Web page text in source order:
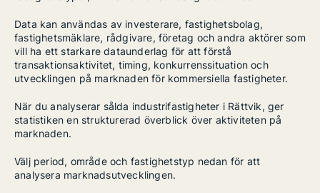
Data kan användas av investerare, fastighetsbolag,
fastighetsmäklare, rådgivare, företag och andra aktörer som
vill ha ett starkare dataunderlag för att förstå
transaktionsaktivitet, timing, konkurrenssituation och
utvecklingen på marknaden för kommersiella fastigheter.
När du analyserar sålda industrifastigheter i Rättvik, ger
statistiken en strukturerad överblick över aktiviteten på
marknaden.
Välj period, område och fastighetstyp nedan för att
analysera marknadsutvecklingen.